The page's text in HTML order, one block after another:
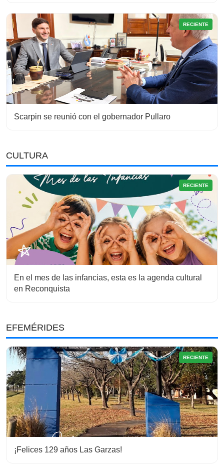
RECIENTE
Scarpin se reunió con el gobernador Pullaro
CULTURA
RECIENTE
En el mes de las infancias, esta es la agenda cultural
en Reconquista
EFEMÉRIDES
RECIENTE
¡Felices 129 años Las Garzas!